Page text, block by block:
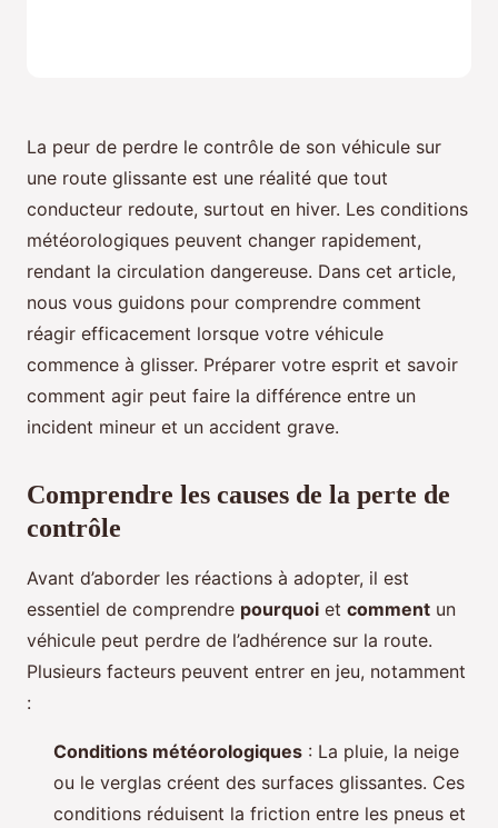
La peur de perdre le contrôle de son véhicule sur
une route glissante est une réalité que tout
conducteur redoute, surtout en hiver. Les conditions
météorologiques peuvent changer rapidement,
rendant la circulation dangereuse. Dans cet article,
nous vous guidons pour comprendre comment
réagir efficacement lorsque votre véhicule
commence à glisser. Préparer votre esprit et savoir
comment agir peut faire la différence entre un
incident mineur et un accident grave.
Comprendre les causes de la perte de
contrôle
Avant d’aborder les réactions à adopter, il est
essentiel de comprendre pourquoi et comment un
véhicule peut perdre de l’adhérence sur la route.
Plusieurs facteurs peuvent entrer en jeu, notamment
:
Conditions météorologiques : La pluie, la neige
ou le verglas créent des surfaces glissantes. Ces
conditions réduisent la friction entre les pneus et